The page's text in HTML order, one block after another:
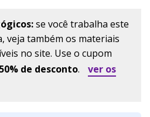
se você trabalha este
veja também os materiais
no site. Use o cupom
50% de desconto.
ver os